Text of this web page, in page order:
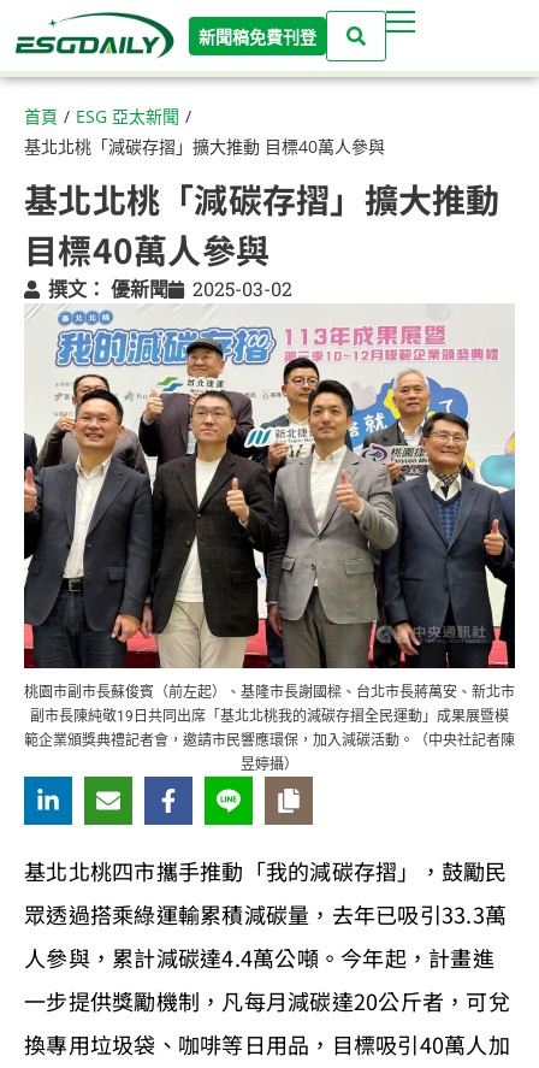
新聞稿免費刊登
首頁 / ESG 亞太新聞 /
基北北桃「減碳存摺」擴大推動 目標40萬人參與
基北北桃「減碳存摺」擴大推動
目標40萬人參與
撰文： 優新聞 2025-03-02
桃園市副市長蘇俊賓（前左起）、基隆市長謝國樑、台北市長蔣萬安、新北市
副市長陳純敬19日共同出席「基北北桃我的減碳存摺全民運動」成果展暨模
範企業頒獎典禮記者會，邀請市民響應環保，加入減碳活動。（中央社記者陳
昱婷攝）
基北北桃四市攜手推動「我的減碳存摺」，鼓勵民
眾透過搭乘綠運輸累積減碳量，去年已吸引33.3萬
人參與，累計減碳達4.4萬公噸。今年起，計畫進
一步提供獎勵機制，凡每月減碳達20公斤者，可兌
換專用垃圾袋、咖啡等日用品，目標吸引40萬人加